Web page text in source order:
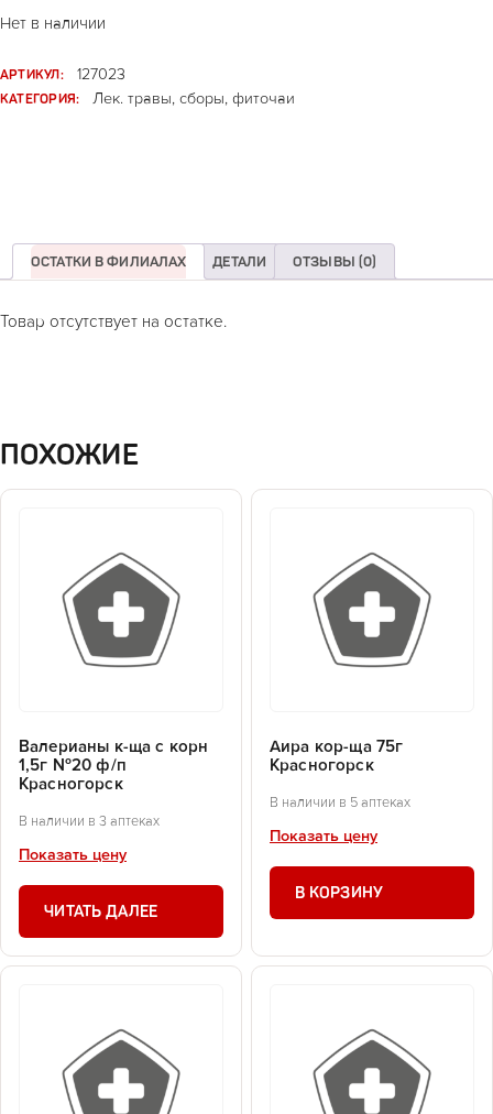
Нет в наличии
АРТИКУЛ:
127023
КАТЕГОРИЯ:
Лек. травы, сборы, фиточаи
ОСТАТКИ В ФИЛИАЛАХ ДЕТАЛИ ОТЗЫВЫ (0)
Товар отсутствует на остатке.
ПОХОЖИЕ
Валерианы к-ща с корн
1,5г №20 ф/п
Красногорск
В наличии в 3 аптеках
Показать цену
ЧИТАТЬ ДАЛЕЕ
Аира кор-ща 75г
Красногорск
В наличии в 5 аптеках
Показать цену
В КОРЗИНУ